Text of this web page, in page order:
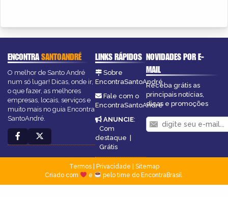
ENCONTRASANTOANDRÉ
O melhor de Santo André
num só lugar! Dicas, onde ir,
o que fazer, as melhores
empresas, locais, serviços e
muito mais no guia Encontra
SantoAndré.
LINKS RÁPIDOS
Sobre
EncontraSantoAndré
Fale com o
EncontraSantoAndré
ANUNCIE:
Com
destaque |
Grátis
NOVIDADES POR E-
MAIL
Receba grátis as
principais notícias,
dicas e promoções
Termos| Privacidade
Sitemap
Criado com
e pelo time do EncontraBrasil